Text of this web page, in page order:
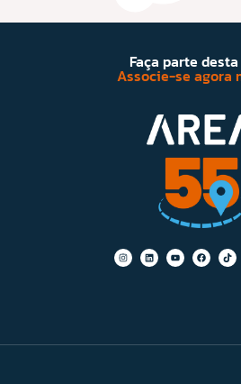
Faça parte
Associe-se agora